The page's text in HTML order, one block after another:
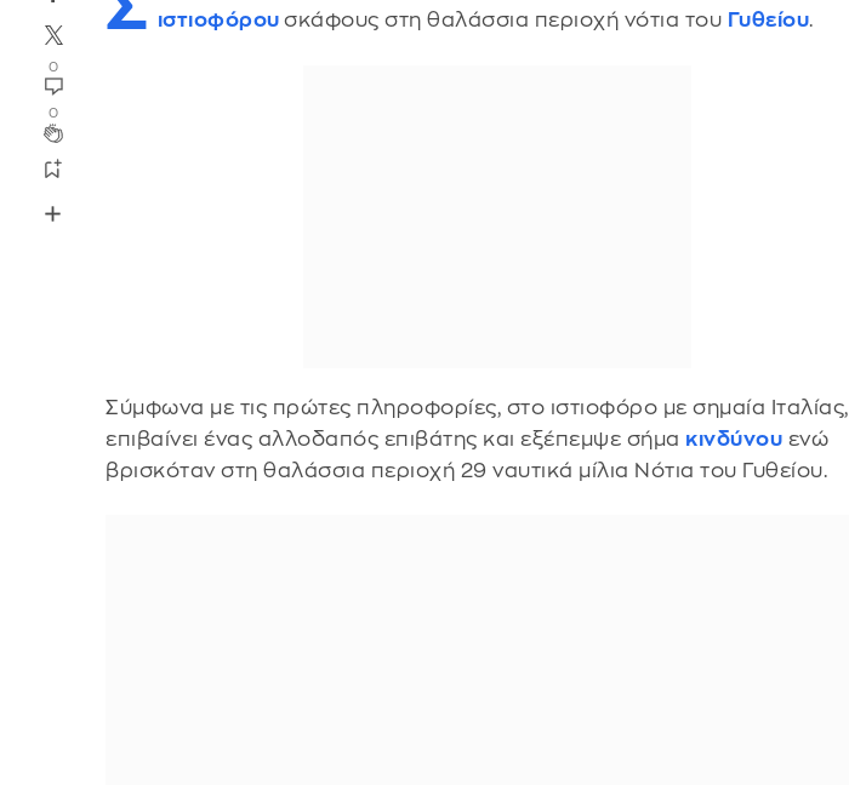
0
0
ιστιοφόρουσκάφους στη θαλάσσια περιοχή νότια του Γυθείου.
Σύμφωνα με τις πρώτες πληροφορίες, στο ιστιοφόρο με σημαία Ιταλίας,
επιβαίνει ένας αλλοδαπός επιβάτης και εξέπεμψε σήμα κινδύνου ενώ
βρισκόταν στη θαλάσσια περιοχή 29 ναυτικά μίλια Νότια του Γυθείου.